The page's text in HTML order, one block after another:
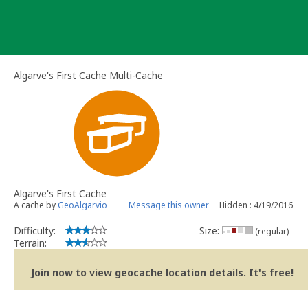
Algarve's First Cache Multi-Cache
Algarve's First Cache
A cache by GeoAlgarvio Message this owner Hidden : 4/19/2016
Difficulty:
Terrain:
Size: (regular)
Join now to view geocache location details. It's free!